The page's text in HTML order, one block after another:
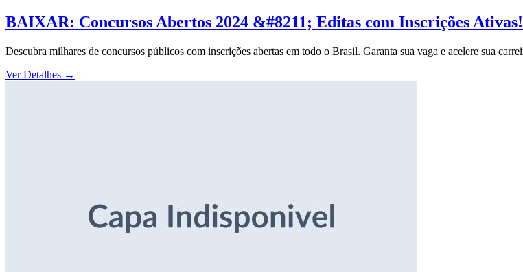
BAIXAR: Concursos Abertos 2024 &#8211; Editas com Inscrições Ativas!
Descubra milhares de concursos públicos com inscrições abertas em todo o Brasil. Garanta sua vaga e acelere sua
Ver Detalhes →